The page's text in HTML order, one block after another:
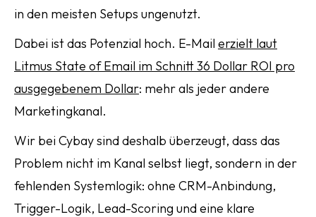
in den meisten Setups ungenutzt.
Dabei ist das Potenzial hoch. E-Mail erzielt laut
Litmus State of Email im Schnitt 36 Dollar ROI pro
ausgegebenem Dollar: mehr als jeder andere
Marketingkanal.
Wir bei Cybay sind deshalb überzeugt, dass das
Problem nicht im Kanal selbst liegt, sondern in der
fehlenden Systemlogik: ohne CRM-Anbindung,
Trigger-Logik, Lead-Scoring und eine klare